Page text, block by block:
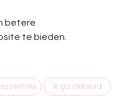
Hoofdstel
is
betere
te bieden.
Ik ga akkoord